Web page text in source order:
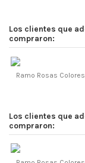
Los clientes que
compraron:
Ramo Rosas Colores
Los clientes que
compraron: